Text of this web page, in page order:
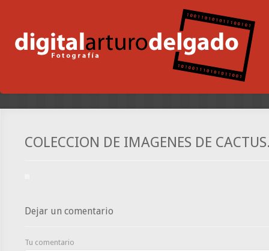
COLECCION DE IMAGENES DE
Dejar un comentario
Tu comentario